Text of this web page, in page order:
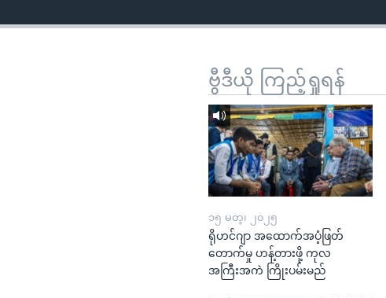
ကျော်
ဗွီဒီယို ကြည့်ရှုရန်
၁၅ မတ္၊ ၂၀၂၅
ရိုဟင်ဂျာ အထောက်အပံ့ဖြတ်
တောက်မှု ဟန့်တားဖို့ ကုလ
အကြီးအကဲ ကြိုးပမ်းမည်